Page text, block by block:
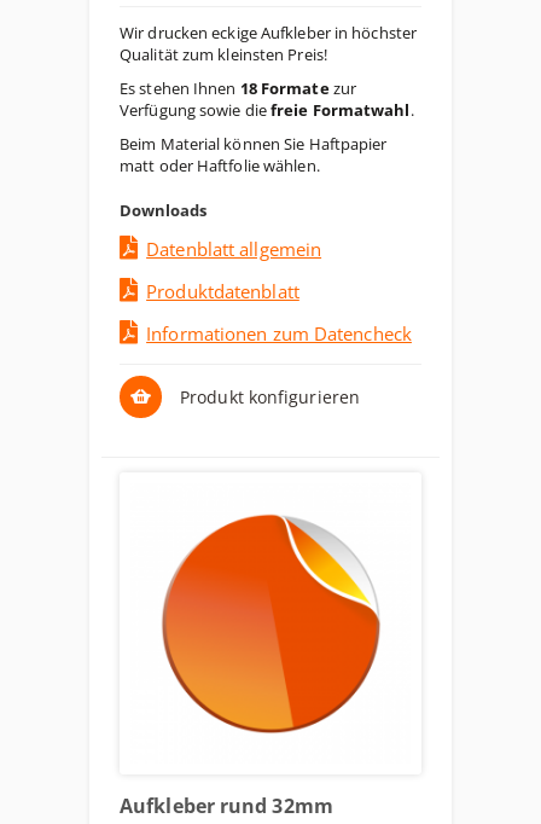
Wir drucken eckige Aufkleber in höchster
Qualität zum kleinsten Preis!
Es stehen Ihnen 18 Formatezur
Verfügung sowie diefreie Formatwahl.
Beim Material können Sie Haftpapier
matt oder Haftfolie wählen.
Downloads
Datenblatt allgemein
Produktdatenblatt
Informationen zum Datencheck
Produkt konfigurieren
Aufkleber rund 32mm